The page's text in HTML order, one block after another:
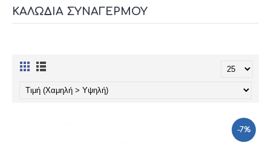
ΚΑΛΏΔΙΑ ΣΥΝΑΓΕΡΜΟΎ
-7%